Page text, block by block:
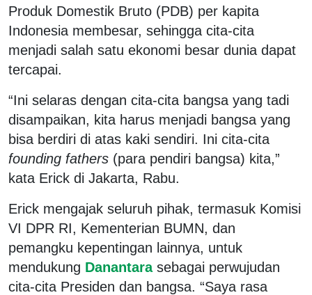
Produk Domestik Bruto (PDB) per kapita
Indonesia membesar, sehingga cita-cita
menjadi salah satu ekonomi besar dunia dapat
tercapai.
“Ini selaras dengan cita-cita bangsa yang tadi
disampaikan, kita harus menjadi bangsa yang
bisa berdiri di atas kaki sendiri. Ini cita-cita
founding fathers (para pendiri bangsa) kita,”
kata Erick di Jakarta, Rabu.
Erick mengajak seluruh pihak, termasuk Komisi
VI DPR RI, Kementerian BUMN, dan
pemangku kepentingan lainnya, untuk
mendukung Danantara sebagai perwujudan
cita-cita Presiden dan bangsa. “Saya rasa